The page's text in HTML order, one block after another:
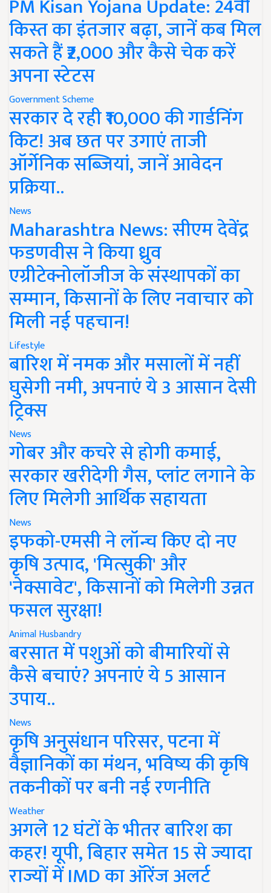
PM Kisan Yojana Update: 24वीं
किस्त का इंतजार बढ़ा, जानें कब मिल
सकते हैं ₹2,000 और कैसे चेक करें
अपना स्टेटस
Government Scheme
सरकार दे रही ₹10,000 की गार्डनिंग
किट! अब छत पर उगाएं ताजी
ऑर्गेनिक सब्जियां, जानें आवेदन
प्रक्रिया..
News
Maharashtra News: सीएम देवेंद्र
फडणवीस ने किया ध्रुव
एग्रीटेक्नोलॉजीज के संस्थापकों का
सम्मान, किसानों के लिए नवाचार को
मिली नई पहचान!
Lifestyle
बारिश में नमक और मसालों में नहीं
घुसेगी नमी, अपनाएं ये 3 आसान देसी
ट्रिक्स
News
गोबर और कचरे से होगी कमाई,
सरकार खरीदेगी गैस, प्लांट लगाने के
लिए मिलेगी आर्थिक सहायता
News
इफको-एमसी ने लॉन्च किए दो नए
कृषि उत्पाद, 'मित्सुकी' और
'नेक्सावेट', किसानों को मिलेगी उन्नत
फसल सुरक्षा!
Animal Husbandry
बरसात में पशुओं को बीमारियों से
कैसे बचाएं? अपनाएं ये 5 आसान
उपाय..
News
कृषि अनुसंधान परिसर, पटना में
वैज्ञानिकों का मंथन, भविष्य की कृषि
तकनीकों पर बनी नई रणनीति
Weather
अगले 12 घंटों के भीतर बारिश का
कहर! यूपी, बिहार समेत 15 से ज्यादा
राज्यों में IMD का ऑरेंज अलर्ट